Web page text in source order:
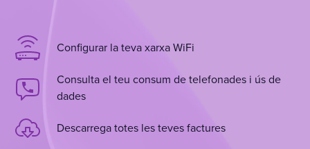
Configurar la teva xarxa WiFi
Consulta el teu consum de telefonades i ús de
dades
Descarrega totes les teves factures